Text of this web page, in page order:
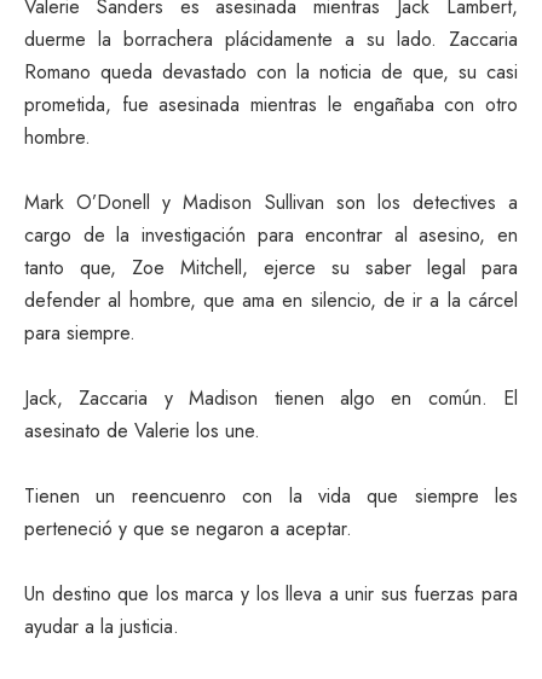
Valerie Sanders es asesinada mientras Jack Lambert,
duerme la borrachera plácidamente a su lado. Zaccaria
Romano queda devastado con la noticia de que, su casi
prometida, fue asesinada mientras le engañaba con otro
hombre.
Mark O’Donell y Madison Sullivan son los detectives a
cargo de la investigación para encontrar al asesino, en
tanto que, Zoe Mitchell, ejerce su saber legal para
defender al hombre, que ama en silencio, de ir a la cárcel
para siempre.
Jack, Zaccaria y Madison tienen algo en común. El
asesinato de Valerie los une.
Tienen un reencuenro con la vida que siempre les
perteneció y que se negaron a aceptar.
Un destino que los marca y los lleva a unir sus fuerzas para
ayudar a la justicia.